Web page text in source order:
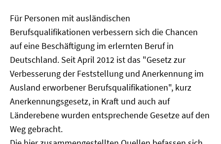
Für Personen mit ausländischen
Berufsqualifikationen verbessern sich die Chancen
auf eine Beschäftigung im erlernten Beruf in
Deutschland. Seit April 2012 ist das "Gesetz zur
Verbesserung der Feststellung und Anerkennung im
Ausland erworbener Berufsqualifikationen", kurz
Anerkennungsgesetz, in Kraft und auch auf
Länderebene wurden entsprechende Gesetze auf den
Weg gebracht.